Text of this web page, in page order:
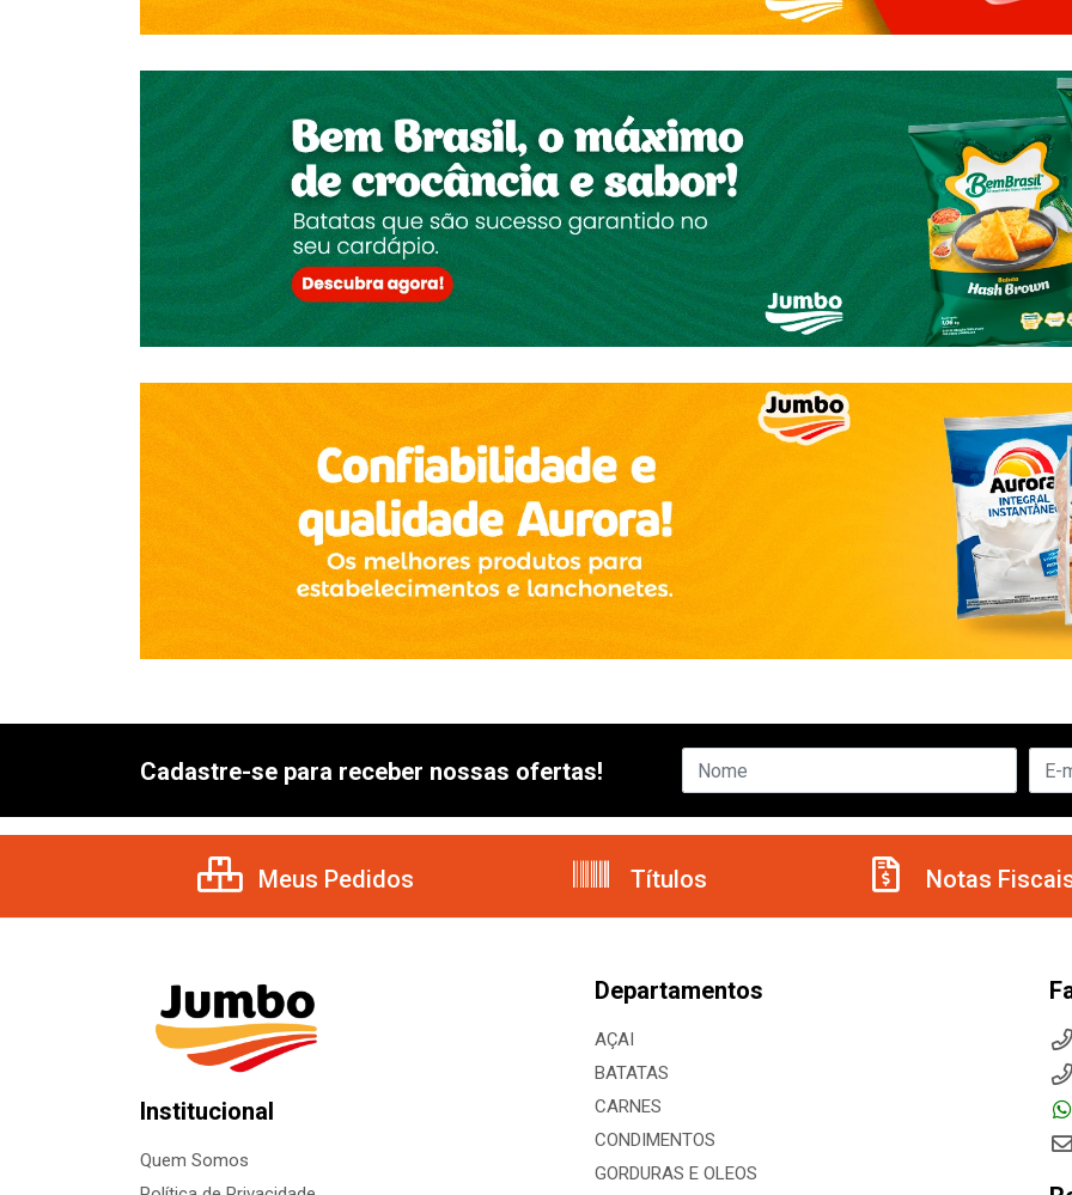
Cadastre-se para receber nossas ofertas!
Meus Pedidos Títulos Notas
Institucional
Quem Somos
Departamentos
AÇAI
BATATAS
CARNES
CONDIMENTOS
GORDURAS E OLEOS